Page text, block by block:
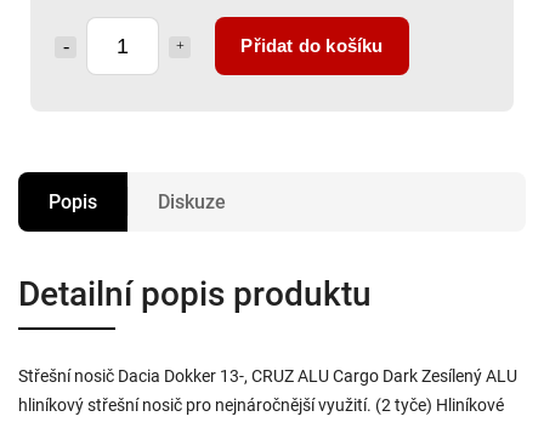
Přidat do košíku
Popis Diskuze
Detailní popis produktu
Střešní nosič Dacia Dokker 13-, CRUZ ALU Cargo Dark Zesílený ALU
hliníkový střešní nosič pro nejnáročnější využití. (2 tyče) Hliníkové